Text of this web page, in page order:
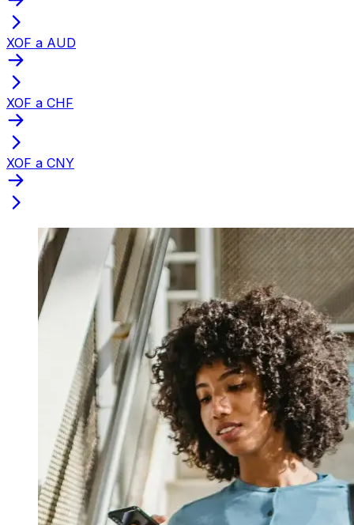
XOF a AUD
XOF a CHF
XOF a CNY